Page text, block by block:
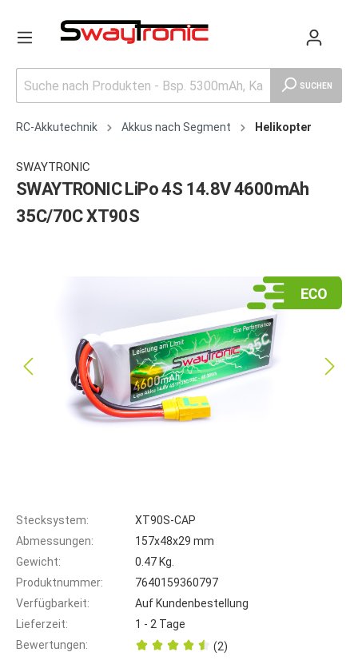
SUCHEN
RC-Akkutechnik Akkus nach Segment Helikopter
SWAYTRONIC
SWAYTRONIC LiPo 4S 14.8V 4600mAh
35C/70C XT90S
Stecksystem:
XT90S-CAP
Abmessungen:
157x48x29 mm
Gewicht:
0.47 Kg.
Produktnummer:
7640159360797
Verfügbarkeit:
Auf Kundenbestellung
Lieferzeit:
1 - 2 Tage
Bewertungen:
(2)